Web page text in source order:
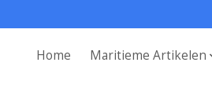
Home Maritieme Artikelen